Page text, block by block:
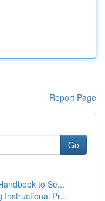
Report Page
Go
to Se...
Instructional Pr...